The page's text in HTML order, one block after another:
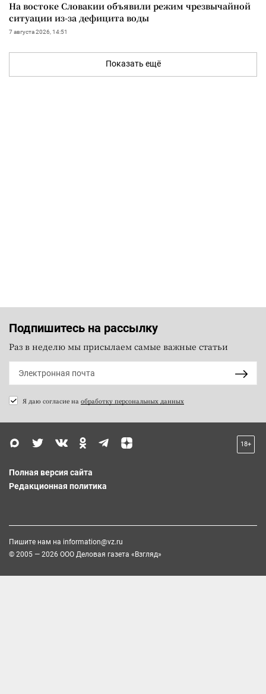
На востоке Словакии объявили режим чрезвычайной
ситуации из-за дефицита воды
7 августа 2026, 14:51
Показать ещё
Подпишитесь на рассылку
Раз в неделю мы присылаем самые важные статьи
Я даю согласие на обработку персональных данных
18+
Полная версия сайта
Редакционная политика
Пишите нам на information@vz.ru
© 2005 — 2026 ООО Деловая газета «Взгляд»